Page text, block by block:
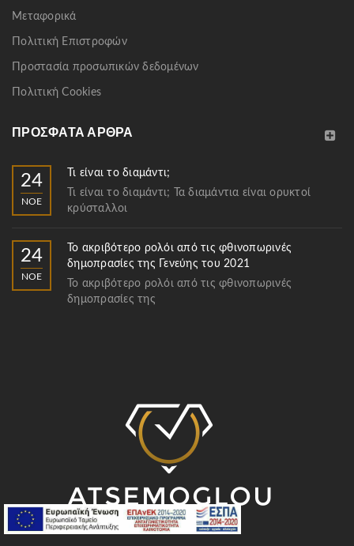
Μεταφορικά
Πολιτική Επιστροφών
Προστασία προσωπικών δεδομένων
Πολιτική Cookies
ΠΡΌΣΦΑΤΑ ΆΡΘΡΑ
24
ΝΟΈ
Τι είναι το διαμάντι;
Τι είναι το διαμάντι; Τα διαμάντια είναι ορυκτοί
κρύσταλλοι
24
ΝΟΈ
Το ακριβότερο ρολόι από τις φθινοπωρινές
δημοπρασίες της Γενεύης του 2021
Το ακριβότερο ρολόι από τις φθινοπωρινές
δημοπρασίες της